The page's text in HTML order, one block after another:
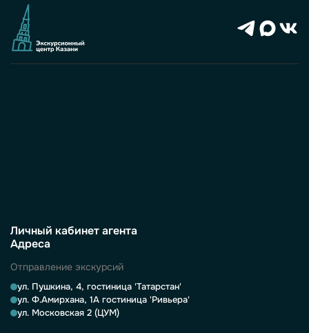
Личный кабинет агента
Адреса
Отправление экскурсий
ул. Пушкина, 4, гостиница 'Татарстан'
ул. Ф.Амирхана, 1А гостиница 'Ривьера'
ул. Московская 2 (ЦУМ)